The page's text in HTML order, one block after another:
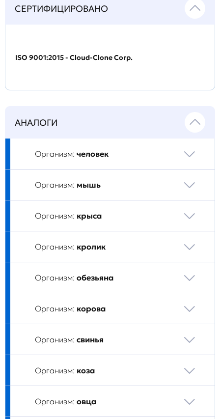
СЕРТИФИЦИРОВАНО
ISO 9001:2015 - Cloud-Clone Corp.
АНАЛОГИ
Организм: человек
Организм: мышь
Организм: крыса
Организм: кролик
Организм: обезьяна
Организм: корова
Организм: свинья
Организм: коза
Организм: овца